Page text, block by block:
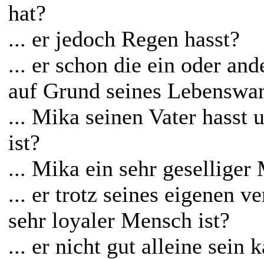
hat?
... er jedoch Regen hasst?
... er schon die ein oder
auf Grund seines
... Mika seinen Vater hasst
ist?
... Mika ein sehr geselliger
... er trotz seines eigenen
sehr loyaler Mensch ist?
... er nicht gut alleine sein